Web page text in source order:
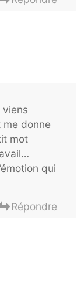
donne
mot
qui
Répondre